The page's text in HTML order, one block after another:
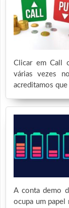
Clicar em Call
várias vezes
acreditamos
A conta demo
ocupa um papel